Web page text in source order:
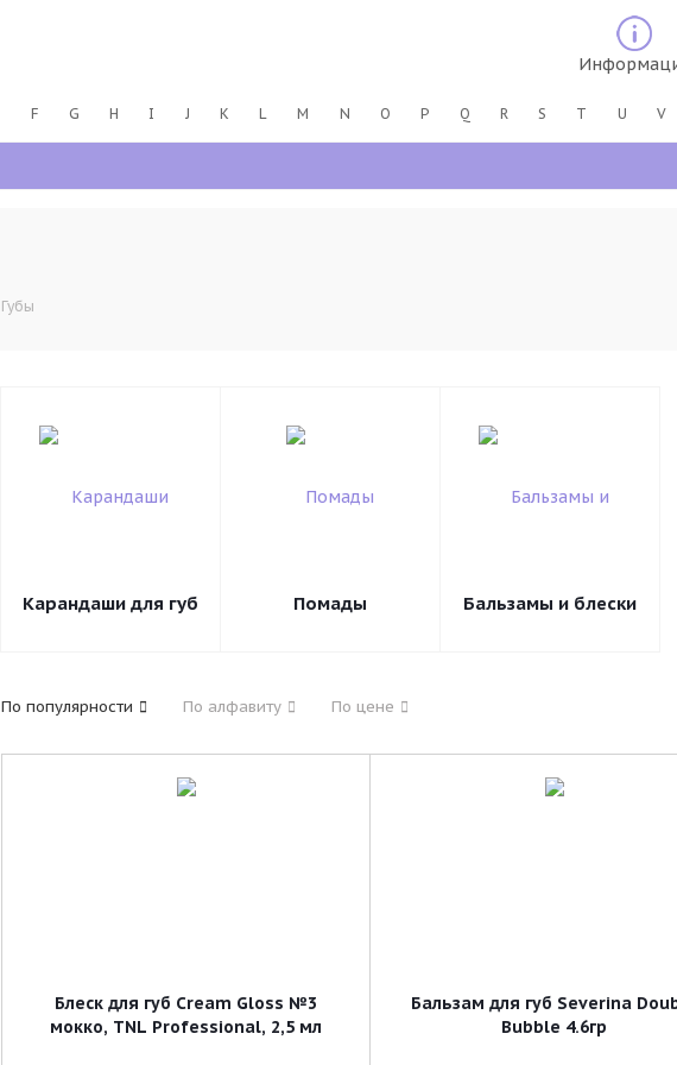
F G H I J K L M N O P Q R S T U V
Губы
Карандаши для губ Помады Бальзамы и блески
По популярности По алфавиту По цене
Блеск для губ Cream Gloss №3
мокко, TNL Professional, 2,5 мл
Бальзам для губ Severina Double
Bubble 4.6гр